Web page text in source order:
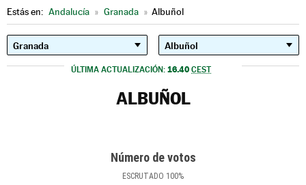
Estás en: Andalucía » Granada » Albuñol
ÚLTIMA ACTUALIZACIÓN: 16.40 CEST
ALBUÑOL
Número de votos
ESCRUTADO 100%